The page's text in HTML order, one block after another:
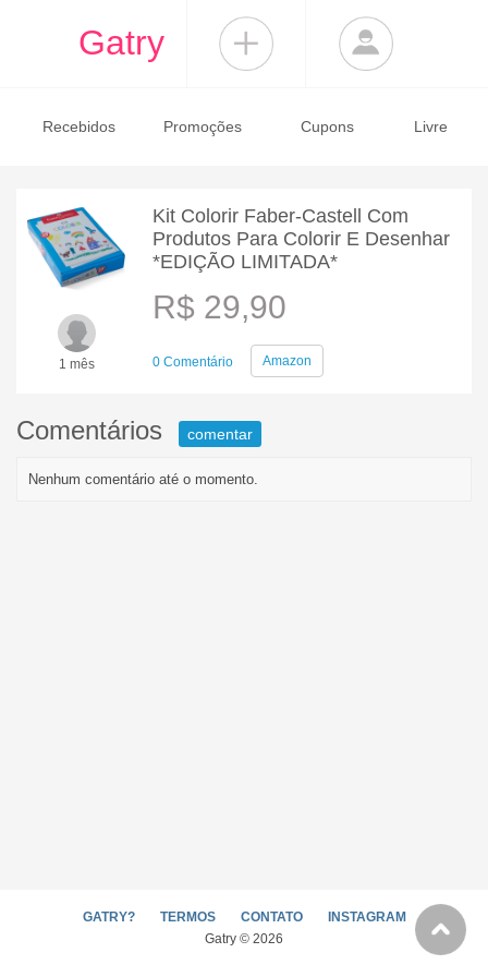
Gatry
Recebidos Promoções Cupons Livre
1 mês
Kit Colorir Faber-Castell Com
Produtos Para Colorir E Desenhar
*EDIÇÃO LIMITADA*
R$ 29,90
0 Comentário Amazon
Comentários comentar
Nenhum comentário até o momento.
GATRY? TERMOS CONTATO
INSTAGRAM
Gatry © 2026